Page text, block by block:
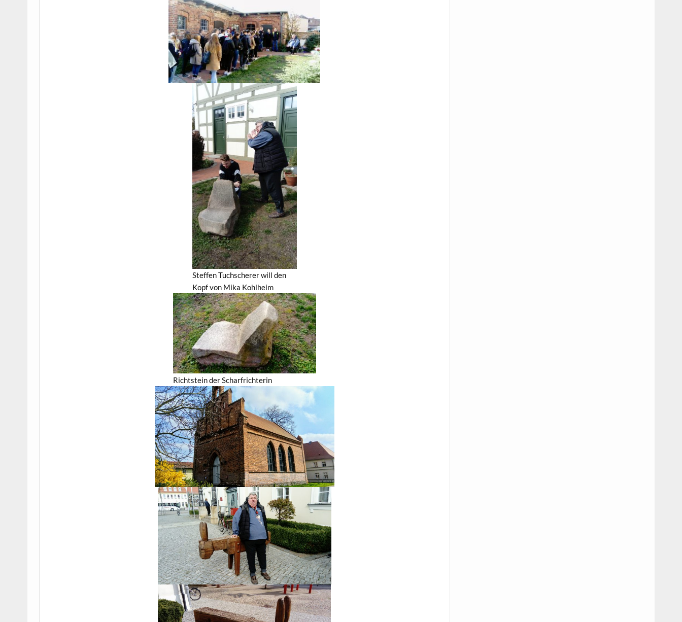
Steffen Tuchscherer will den
Kopf von Mika Kohlheim
Richtstein der Scharfrichterin